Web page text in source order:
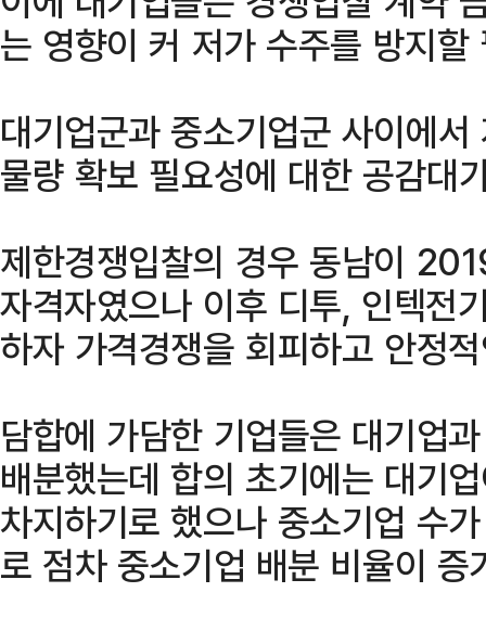
는 영향이 커 저가 수주를 방지할
대기업군과 중소기업군 사이에
물량 확보 필요성에 대한 공감대
제한경쟁입찰의 경우 동남이
자격자였으나 이후 디투, 인텍전
하자 가격경쟁을 회피하고 안정
담합에 가담한 기업들은 대기업
배분했는데 합의 초기에는 대기
차지하기로 했으나 중소기업
로 점차 중소기업 배분 비율이 증